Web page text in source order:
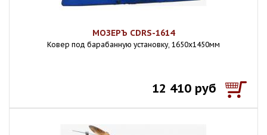
МОЗЕРЪ CDRS-1614
Ковер под барабанную установку, 1650х1450мм
12 410 руб